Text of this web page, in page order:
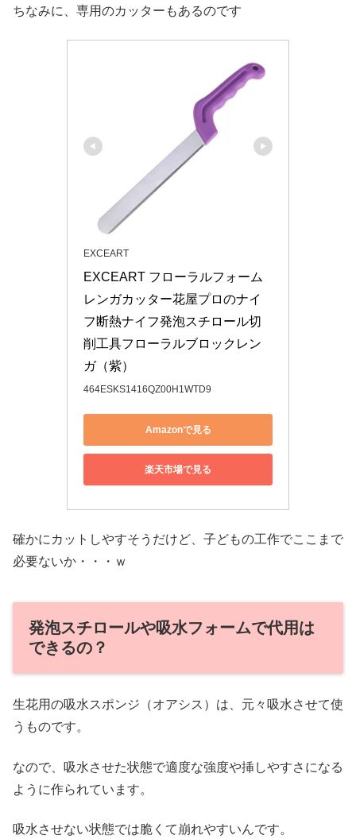
ちなみに、専用のカッターもあるのです
EXCEART
EXCEART フローラルフォーム
レンガカッター花屋プロのナイ
フ断熱ナイフ発泡スチロール切
削工具フローラルブロックレン
ガ（紫）
464ESKS1416QZ00H1WTD9
Amazonで見る
楽天市場で見る
確かにカットしやすそうだけど、子どもの工作でここまで
必要ないか・・・ｗ
発泡スチロールや吸水フォームで代用は
できるの？
生花用の吸水スポンジ（オアシス）は、元々吸水させて使
うものです。
なので、吸水させた状態で適度な強度や挿しやすさになる
ように作られています。
吸水させない状態では脆くて崩れやすいんです。